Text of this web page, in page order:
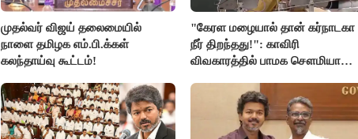
முதல்வர் விஜய் தலைமையில்
நாளை தமிழக எம்.பி.க்கள்
கலந்தாய்வு கூட்டம்!
"கேரள மழையால் தான் கர்நாடகா
நீர் திறந்தது!": காவிரி
விவகாரத்தில் பாமக சௌமியா